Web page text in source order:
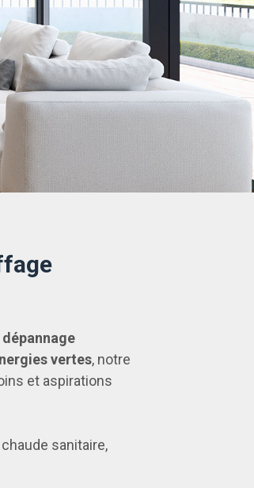
dépannage
vertes, notre
et aspirations
sanitaire,